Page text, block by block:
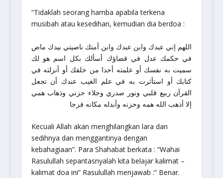
“Tidaklah seorang hamba apabila terkena
musibah atau kesedihan, kemudian dia berdoa :
اللهم إني عبدك وابن عبدك وابن أمتك ناصيتي بيدك ماض
في حكمك عدل في قضاؤك أسألك بكل اسم هو لك
سميت به نفسك أو علمته أحدا من خلقك أو أنزلته في
كتابك أو استأثرت به في علم الغيب عندك أن تجعل
القرآن ربيع قلبي ونور صدري وجلاء حزني وذهاب همي
إلا أذهب الله همه وحزنه وأبدله مكانه فرجا
Kecuali Allah akan menghilangkan lara dan
sedihnya dan menggantinya dengan
kebahagiaan”. Para Shahabat berkata : “Wahai
Rasulullah sepantasnyalah kita belajar kalimat –
kalimat doa ini” Rasulullah menjawab :” Benar.